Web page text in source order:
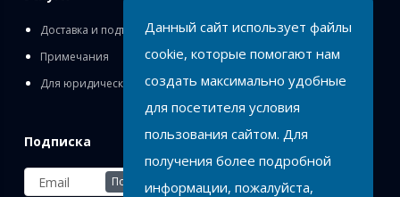
Доставка и подъём
Примечания
Для юридических лиц
Подписка
Подписаться
Данный сайт использует файлы
cookie, которые помогают нам
создать максимально удобные
для посетителя условия
пользования сайтом. Для
получения более подробной
информации, пожалуйста,